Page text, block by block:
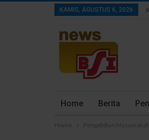
KAMIS, AGUSTUS 6, 2026
Home Berita
Home Pengabdian Masyarakat